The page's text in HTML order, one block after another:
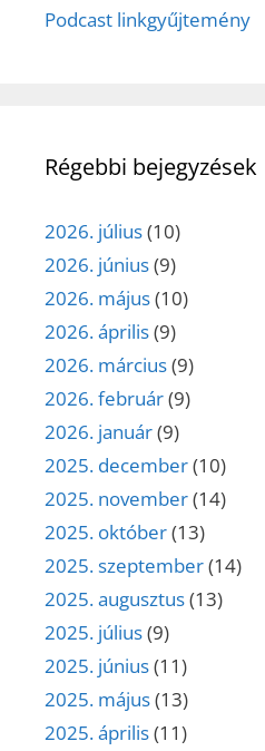
Podcast linkgyűjtemény
Régebbi bejegyzések
2026. július(10)
2026. június(9)
2026. május(10)
2026. április(9)
2026. március(9)
2026. február(9)
2026. január(9)
2025. december(10)
2025. november(14)
2025. október(13)
2025. szeptember(14)
2025. augusztus(13)
2025. július(9)
2025. június(11)
2025. május(13)
2025. április(11)